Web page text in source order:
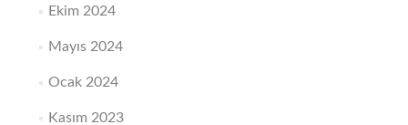
Ekim 2024
Mayıs 2024
Ocak 2024
Kasım 2023